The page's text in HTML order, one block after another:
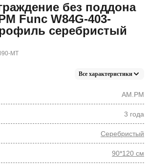
без поддона
Func W84G-403-
серебристый
MT
Все характеристики
AM.PM
3 года
Серебристый
90*120 см